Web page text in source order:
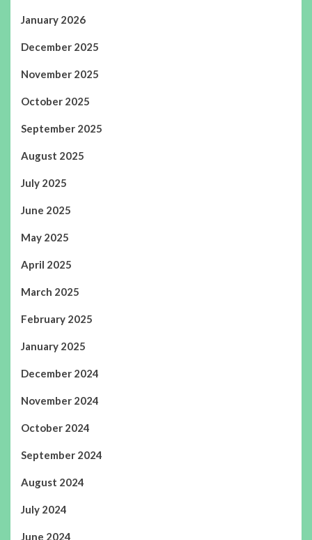
January 2026
December 2025
November 2025
October 2025
September 2025
August 2025
July 2025
June 2025
May 2025
April 2025
March 2025
February 2025
January 2025
December 2024
November 2024
October 2024
September 2024
August 2024
July 2024
June 2024